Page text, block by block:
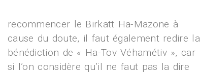
recommencer le Birkatt Ha-Mazone à
cause du doute, il faut également redire la
bénédiction de « Ha-Tov Véhamétiv », car
si l’on considère qu’il ne faut pas la dire